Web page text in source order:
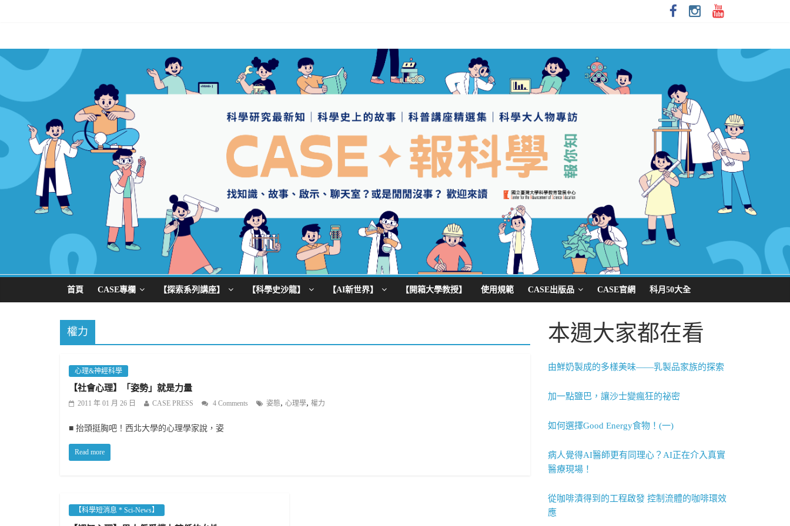
首頁 CASE專欄 【探索系列講座】 【科學史沙龍】 【AI新世界】 【開箱大學教授】 使用規範 CASE出版品 CASE官網 科月50大全
權力
心理&神經科學
【社會心理】「姿勢」就是力量
2011 年 01 月 26 日 CASE PRESS 4 Comments 姿態, 心理學, 權力
■ 抬頭挺胸吧！西北大學的心理學家說，姿
Read more
【科學短消息 * Sci-News】
本週大家都在看
由鮮奶製成的多樣美味——乳製品家族的探索
加一點鹽巴，讓沙士變瘋狂的祕密
如何選擇Good Energy食物！(一)
病人覺得AI醫師更有同理心？AI正在介入真實
醫療現場！
從咖啡漬得到的工程啟發 控制流體的咖啡環效
應